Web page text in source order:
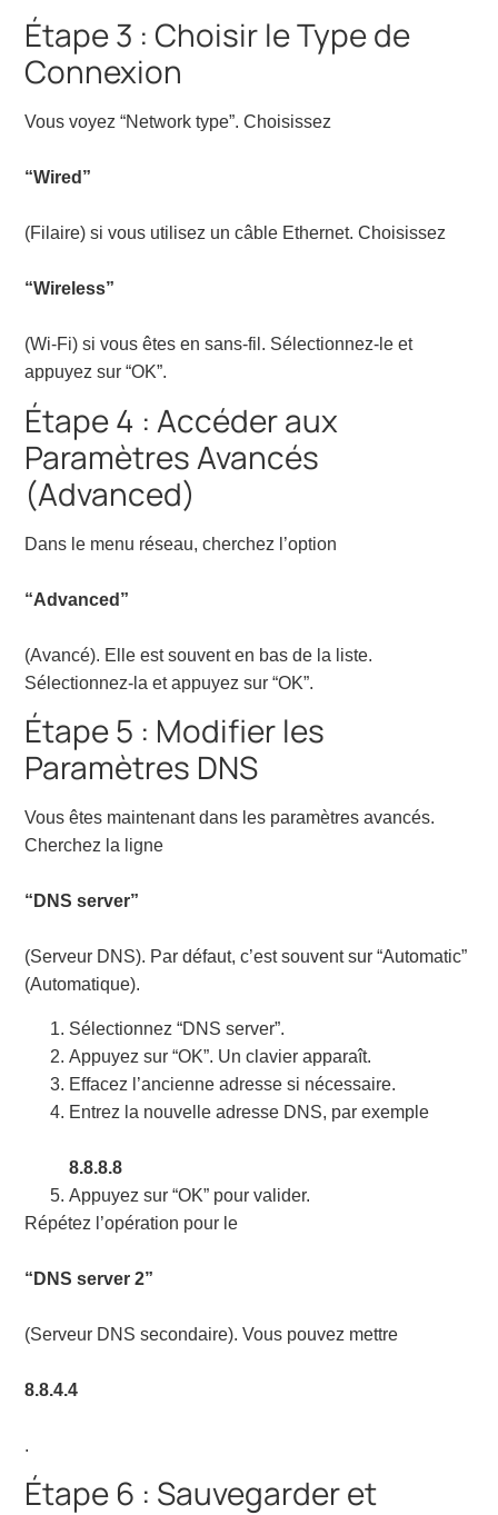
Étape 3 : Choisir le Type de
Connexion
Vous voyez “Network type”. Choisissez
“Wired”
(Filaire) si vous utilisez un câble Ethernet. Choisissez
“Wireless”
(Wi-Fi) si vous êtes en sans-fil. Sélectionnez-le et
appuyez sur “OK”.
Étape 4 : Accéder aux
Paramètres Avancés
(Advanced)
Dans le menu réseau, cherchez l’option
“Advanced”
(Avancé). Elle est souvent en bas de la liste.
Sélectionnez-la et appuyez sur “OK”.
Étape 5 : Modifier les
Paramètres DNS
Vous êtes maintenant dans les paramètres avancés.
Cherchez la ligne
“DNS server”
(Serveur DNS). Par défaut, c’est souvent sur “Automatic”
(Automatique).
Sélectionnez “DNS server”.
Appuyez sur “OK”. Un clavier apparaît.
Effacez l’ancienne adresse si nécessaire.
Entrez la nouvelle adresse DNS, par exemple
8.8.8.8
Appuyez sur “OK” pour valider.
Répétez l’opération pour le
“DNS server 2”
(Serveur DNS secondaire). Vous pouvez mettre
8.8.4.4
.
Étape 6 : Sauvegarder et